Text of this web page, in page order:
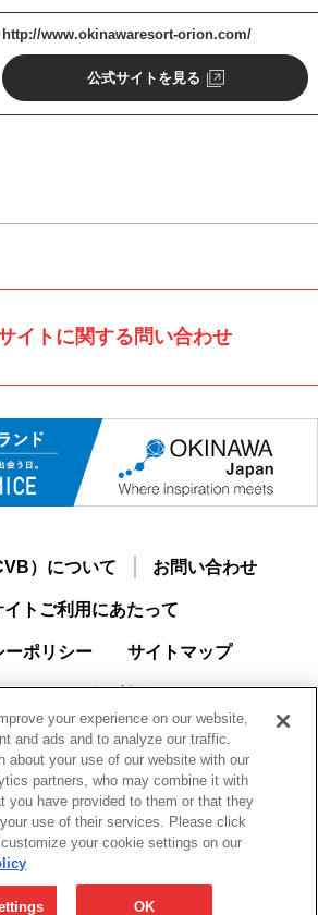
http://www.okinawaresort-orion.com/
公式サイトを見る
イトに関する問い合わせ
）について お問い合わせ
イトご利用にあたって
ーポリシー サイトマップ
MICEナビご利用ガイド
新規ユーザー登録
your experience on our website,
and ads and to analyze our traffic.
about your use of our website with our
partners, who may combine it with
you have provided to them or that they
use of their services. Please click
your cookie settings on our
OK